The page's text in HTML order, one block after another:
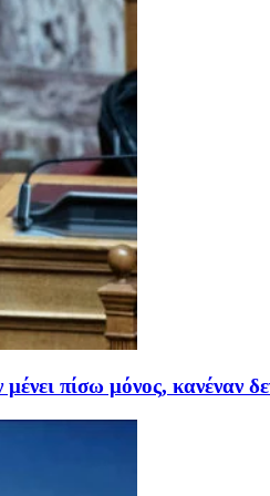
πίσω μόνος, κανέναν